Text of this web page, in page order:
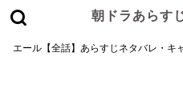
朝ドラあらす
エール【全話】あらすじネタバレ・キ